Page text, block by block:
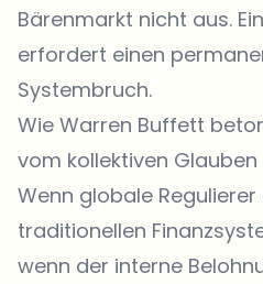
Bärenmarkt nicht aus.
erfordert einen
Systembruch.
Wie Warren Buffett
vom kollektiven Glauben
Wenn globale
traditionellen
wenn der interne